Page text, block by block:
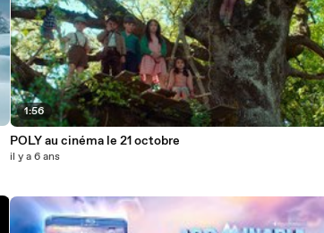
1:56
POLY au cinéma le 21 octobre
il y a 6 ans